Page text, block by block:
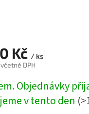
Kč / ks
DPH
Objednávky
v tento den